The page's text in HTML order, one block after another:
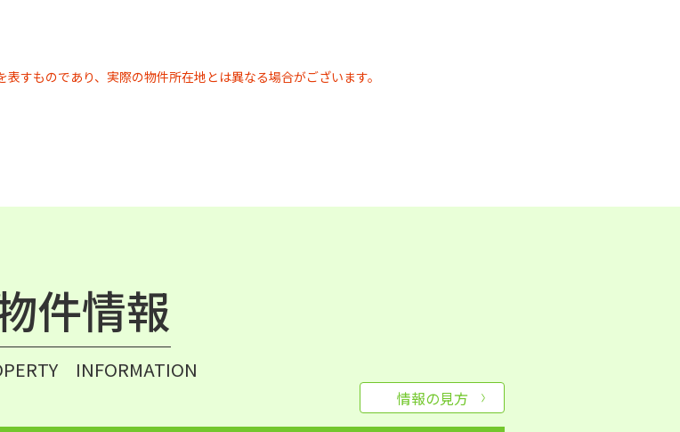
すものであり、実際の物件所在地とは異なる場合がございます。
件情報
INFORMATION
情報の見方